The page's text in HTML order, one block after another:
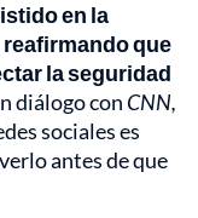
en la
que
la seguridad
diálogo con CNN,
sociales es
antes de que